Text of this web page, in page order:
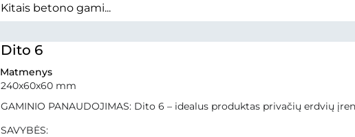
Kitais betono gami...
Dito 6
Matmenys
240x60x60 mm
GAMINIO PANAUDOJIMAS: Dito 6 – idealus produktas privačių erdvių
SAVYBĖS: